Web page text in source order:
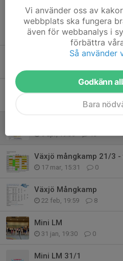
Tidigare nyheter
Klubbtävling 5 maj
9 apr, 19:35 13
Växjö mångkamp 21/3
17 mar, 15:31 0
Växjö Mångkamp
22 feb, 19:59 8
Mini LM
31 jan, 19:30 0
Mini LM 31/1
Vi använder oss av
webbplats ska fungera
även för webbanalys i
förbättra
Så använder
Godkänn
Bara